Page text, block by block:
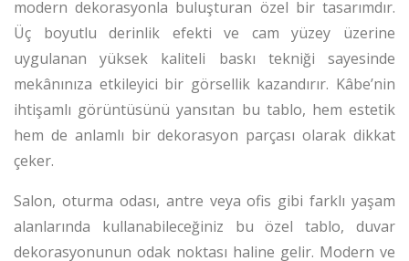
modern dekorasyonla buluşturan özel bir tasarımdır.
Üç boyutlu derinlik efekti ve cam yüzey üzerine
uygulanan yüksek kaliteli baskı tekniği sayesinde
mekânınıza etkileyici bir görsellik kazandırır. Kâbe’nin
ihtişamlı görüntüsünü yansıtan bu tablo, hem estetik
hem de anlamlı bir dekorasyon parçası olarak dikkat
çeker.
Salon, oturma odası, antre veya ofis gibi farklı yaşam
alanlarında kullanabileceğiniz bu özel tablo, duvar
dekorasyonunun odak noktası haline gelir. Modern ve